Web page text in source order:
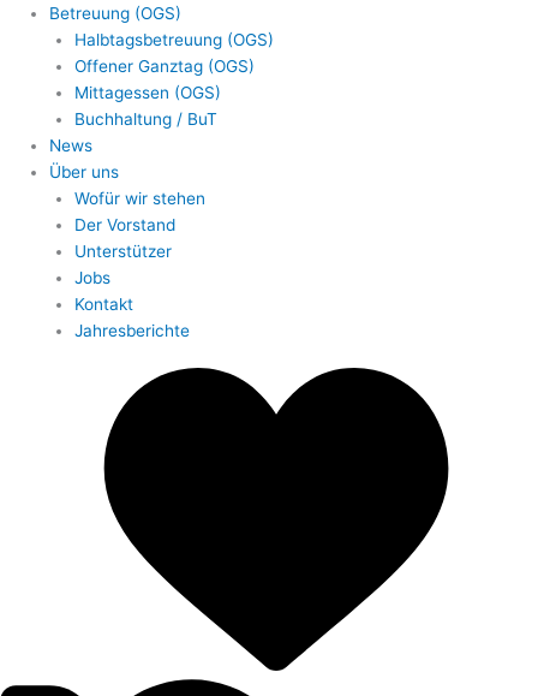
Betreuung (OGS)
Halbtagsbetreuung (OGS)
Offener Ganztag (OGS)
Mittagessen (OGS)
Buchhaltung / BuT
News
Über uns
Wofür wir stehen
Der Vorstand
Unterstützer
Jobs
Kontakt
Jahresberichte